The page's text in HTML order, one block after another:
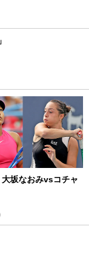
大坂なおみvsコチャ